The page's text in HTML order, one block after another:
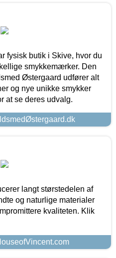
fysisk butik i Skive, hvor du
smykkemærker. Den
Østergaard udfører alt
og nye unikke smykker
at se deres udvalg.
langt størstedelen af
og naturlige materialer
kvaliteten. Klik